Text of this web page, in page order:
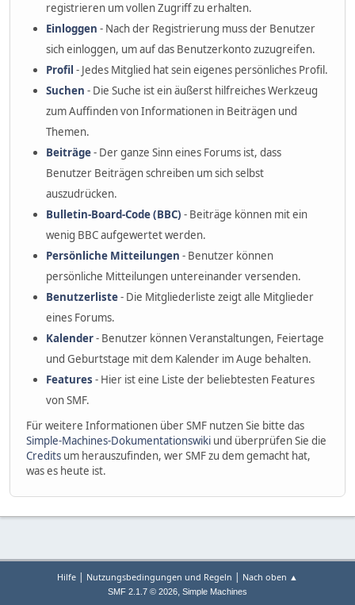
registrieren um vollen Zugriff zu erhalten.
Einloggen - Nach der Registrierung muss der Benutzer
sich einloggen, um auf das Benutzerkonto zuzugreifen.
Profil - Jedes Mitglied hat sein eigenes persönliches Profil.
Suchen - Die Suche ist ein äußerst hilfreiches Werkzeug
zum Auffinden von Informationen in Beiträgen und
Themen.
Beiträge- Der ganze Sinn eines Forums ist, dass
Benutzer Beiträgen schreiben um sich selbst
auszudrücken.
Bulletin-Board-Code (BBC) - Beiträge können mit ein
wenig BBC aufgewertet werden.
Persönliche Mitteilungen - Benutzer können
persönliche Mitteilungen untereinander versenden.
Benutzerliste- Die Mitgliederliste zeigt alle Mitglieder
eines Forums.
Kalender- Benutzer können Veranstaltungen, Feiertage
und Geburtstage mit dem Kalender im Auge behalten.
Features - Hier ist eine Liste der beliebtesten Features
von SMF.
Für weitere Informationen über SMF nutzen Sie bitte das
Simple-Machines-Dokumentationswiki und überprüfen Sie die
Credits um herauszufinden, wer SMF zu dem gemacht hat,
was es heute ist.
Hilfe | Nutzungsbedingungen und Regeln | Nach oben ▲
SMF 2.1.7 © 2026, Simple Machines